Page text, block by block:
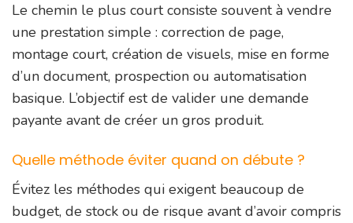
Le chemin le plus court consiste souvent à vendre
une prestation simple : correction de page,
montage court, création de visuels, mise en forme
d’un document, prospection ou automatisation
basique. L’objectif est de valider une demande
payante avant de créer un gros produit.
Quelle méthode éviter quand on débute ?
Évitez les méthodes qui exigent beaucoup de
budget, de stock ou de risque avant d’avoir compris